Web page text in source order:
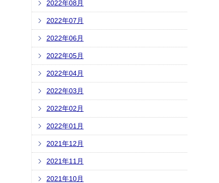
2022年08月
2022年07月
2022年06月
2022年05月
2022年04月
2022年03月
2022年02月
2022年01月
2021年12月
2021年11月
2021年10月